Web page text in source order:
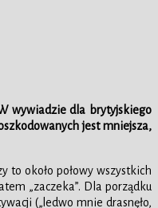
wywiadzie dla brytyjskiego
jest mniejsza,
to około połowy wszystkich
„zaczeka”. Dla porządku
(„ledwo mnie drasnęło,